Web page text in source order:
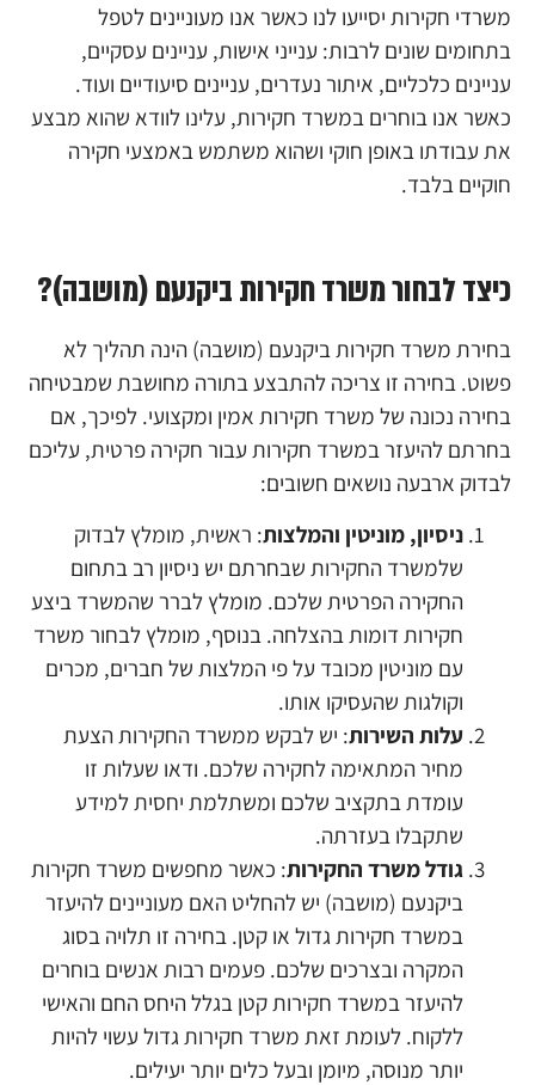
משרדי חקירות יסייעו לנו כאשר אנו מעוניינים לטפל
בתחומים שונים לרבות: ענייני אישות, עניינים עסקיים,
עניינים כלכליים, איתור נעדרים, עניינים סיעודיים ועוד.
כאשר אנו בוחרים במשרד חקירות, עלינו לוודא שהוא מבצע
את עבודתו באופן חוקי ושהוא משתמש באמצעי חקירה
חוקיים בלבד.
כיצד לבחור משרד חקירות ביקנעם (מושבה)?
בחירת משרד חקירות ביקנעם (מושבה) הינה תהליך לא
פשוט. בחירה זו צריכה להתבצע בתורה מחושבת שמבטיחה
בחירה נכונה של משרד חקירות אמין ומקצועי. לפיכך, אם
בחרתם להיעזר במשרד חקירות עבור חקירה פרטית, עליכם
לבדוק ארבעה נושאים חשובים:
ניסיון, מוניטין והמלצות: ראשית, מומלץ לבדוק
שלמשרד החקירות שבחרתם יש ניסיון רב בתחום
החקירה הפרטית שלכם. מומלץ לברר שהמשרד ביצע
חקירות דומות בהצלחה. בנוסף, מומלץ לבחור משרד
עם מוניטין מכובד על פי המלצות של חברים, מכרים
וקולגות שהעסיקו אותו.
עלות השירות: יש לבקש ממשרד החקירות הצעת
מחיר המתאימה לחקירה שלכם. ודאו שעלות זו
עומדת בתקציב שלכם ומשתלמת יחסית למידע
שתקבלו בעזרתה.
גודל משרד החקירות: כאשר מחפשים משרד חקירות
ביקנעם (מושבה) יש להחליט האם מעוניינים להיעזר
במשרד חקירות גדול או קטן. בחירה זו תלויה בסוג
המקרה ובצרכים שלכם. פעמים רבות אנשים בוחרים
להיעזר במשרד חקירות קטן בגלל היחס החם והאישי
ללקוח. לעומת זאת משרד חקירות גדול עשוי להיות
יותר מנוסה, מיומן ובעל כלים יותר יעילים.